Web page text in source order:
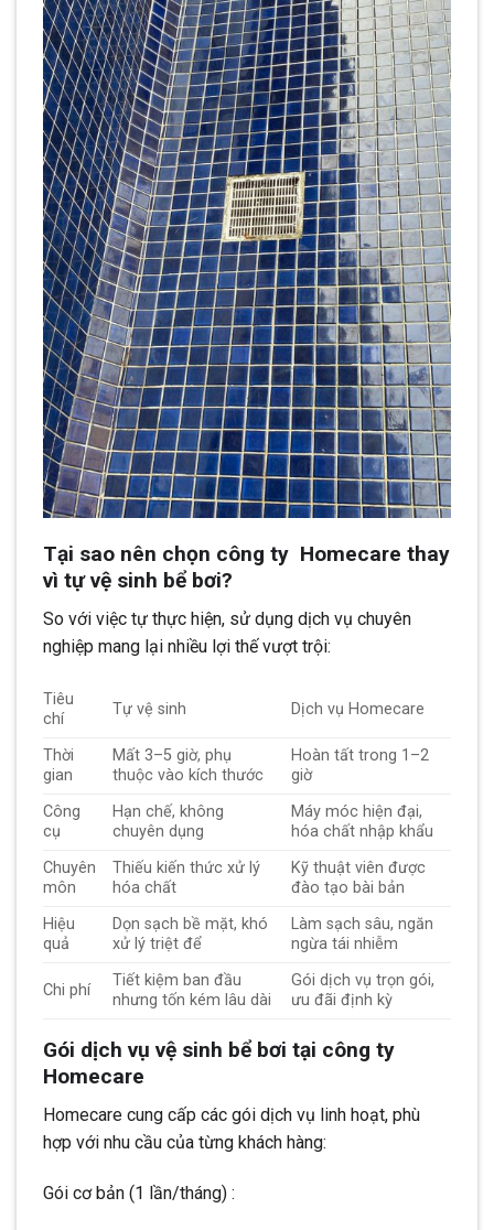
Tại sao nên chọn công ty Homecare thay
vì tự vệ sinh bể bơi?
So với việc tự thực hiện, sử dụng dịch vụ chuyên
nghiệp mang lại nhiều lợi thế vượt trội:
Tiêu
chí
Tự vệ sinh Dịch vụ Homecare
Thời
gian
Mất 3–5 giờ, phụ
thuộc vào kích thước
Hoàn tất trong 1–2
giờ
Công
cụ
Hạn chế, không
chuyên dụng
Máy móc hiện đại,
hóa chất nhập khẩu
Chuyên
môn
Thiếu kiến thức xử lý
hóa chất
Kỹ thuật viên được
đào tạo bài bản
Hiệu
quả
Dọn sạch bề mặt, khó
xử lý triệt để
Làm sạch sâu, ngăn
ngừa tái nhiễm
Chi phí
Tiết kiệm ban đầu
nhưng tốn kém lâu dài
Gói dịch vụ trọn gói,
ưu đãi định kỳ
Gói dịch vụ vệ sinh bể bơi tại công ty
Homecare
Homecare cung cấp các gói dịch vụ linh hoạt, phù
hợp với nhu cầu của từng khách hàng:
Gói cơ bản (1 lần/tháng) :